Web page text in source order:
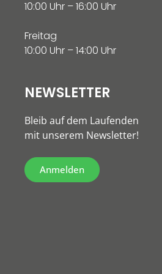
10:00 Uhr – 16:00 Uhr
Freitag
10:00 Uhr – 14:00 Uhr
NEWSLETTER
Bleib auf dem Laufenden
mit unserem Newsletter!
Anmelden